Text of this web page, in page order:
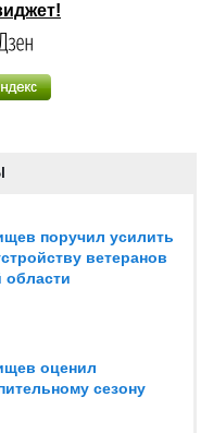
поручил усилить
ветеранов
оценил
сезону